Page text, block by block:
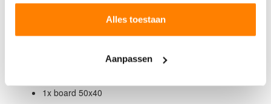
Alles toestaan
Aanpassen
Schilderen op
nummer Bos Bloemen
1x board 50x40